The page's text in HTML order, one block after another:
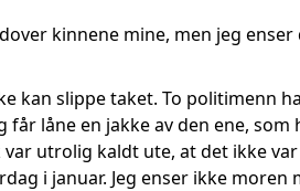
kinnene mine, men jeg
kan slippe taket. To politimenn
låne en jakke av den ene,
utrolig kaldt ute, at det ikke
i januar. Jeg enser ikke